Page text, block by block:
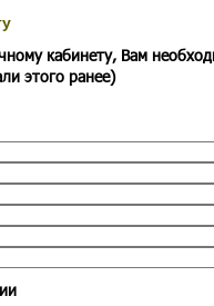
кабинету, Вам
этого ранее)